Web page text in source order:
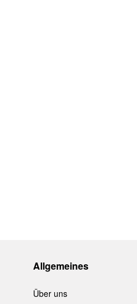
Allgemeines
Über uns